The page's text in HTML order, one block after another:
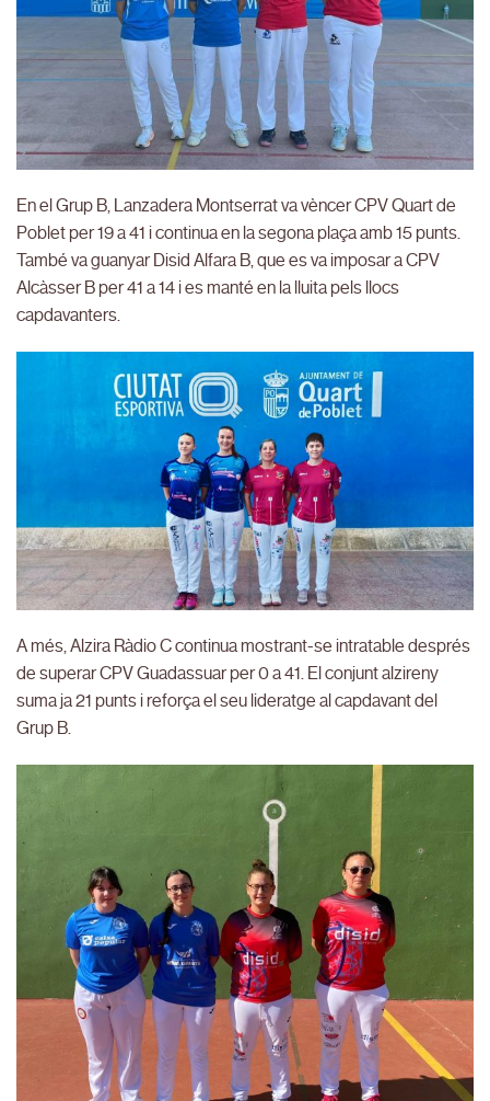
En el Grup B, Lanzadera Montserrat va vèncer CPV Quart de
Poblet per 19 a 41 i continua en la segona plaça amb 15 punts.
També va guanyar Disid Alfara B, que es va imposar a CPV
Alcàsser B per 41 a 14 i es manté en la lluita pels llocs
capdavanters.
A més, Alzira Ràdio C continua mostrant-se intratable després
de superar CPV Guadassuar per 0 a 41. El conjunt alzireny
suma ja 21 punts i reforça el seu lideratge al capdavant del
Grup B.